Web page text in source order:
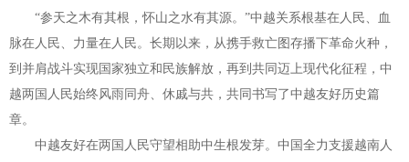
“参天之木有其根，怀山之水有其源。”中越关系根基在人民、血
脉在人民、力量在人民。长期以来，从携手救亡图存播下革命火种，
到并肩战斗实现国家独立和民族解放，再到共同迈上现代化征程，中
越两国人民始终风雨同舟、休戚与共，共同书写了中越友好历史篇
章。
中越友好在两国人民守望相助中生根发芽。中国全力支援越南人